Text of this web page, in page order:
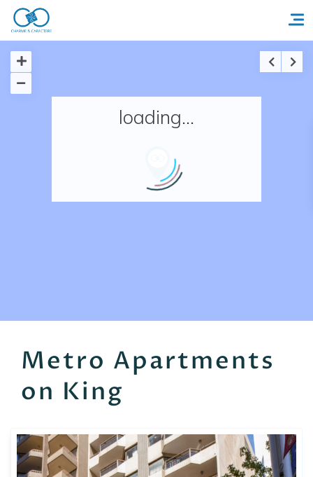
Accueil
Nos adresses en France
loading...
Metro Apartments
on King